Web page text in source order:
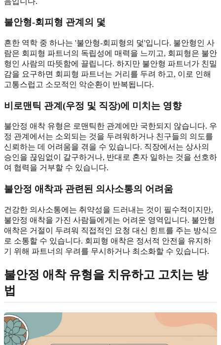
불안형-회피형 관계의 덫
흔한 역학 중 하나는 '불안형-회피형의 덫'입니다. 불안형인 사
람은 회피형 파트너의 독립성에 매력을 느끼고, 회피형은 불안
형인 사람의 따뜻함에 끌립니다. 하지만 불안형 파트너가 친밀
감을 요구하면 회피형 파트너는 거리를 두려 하고, 이로 인해
고통스럽고 소모적인 악순환이 반복됩니다.
비로맨틱 관계(우정 및 직장)에 미치는 영향
불안정 애착 유형은 로맨틱한 관계에만 국한되지 않습니다. 우
정 관계에서는 소외되는 것을 두려워하거나 친구들의 의도를
신뢰하는 데 어려움을 겪을 수 있습니다. 직장에서는 상사의
승인을 끊임없이 갈구하거나, 반대로 혼자 일하는 것을 선호하
여 협력을 거부할 수 있습니다.
불안정 애착과 관련된 의사소통의 어려움
건강한 의사소통에는 취약성을 드러내는 것이 필수적이지만,
불안정 애착을 가진 사람들에게는 어려운 영역입니다. 불안형
애착은 거절이 두려워 직접적인 요청 대신 힌트를 주는 방식으
로 소통할 수 있습니다. 회피형 애착은 정서적 안전을 유지하
기 위해 파트너의 우려를 무시하거나 최소화할 수 있습니다.
불안정 애착 유형을 치유하고 고치는 방
법